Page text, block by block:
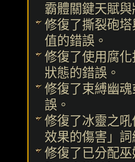
霸體關鍵天賦
修復了撕裂砲
值的錯誤。
修復了使用腐
狀態的錯誤。
修復了束縛幽
誤。
修復了冰靈之
效果的傷害」
修復了已分配